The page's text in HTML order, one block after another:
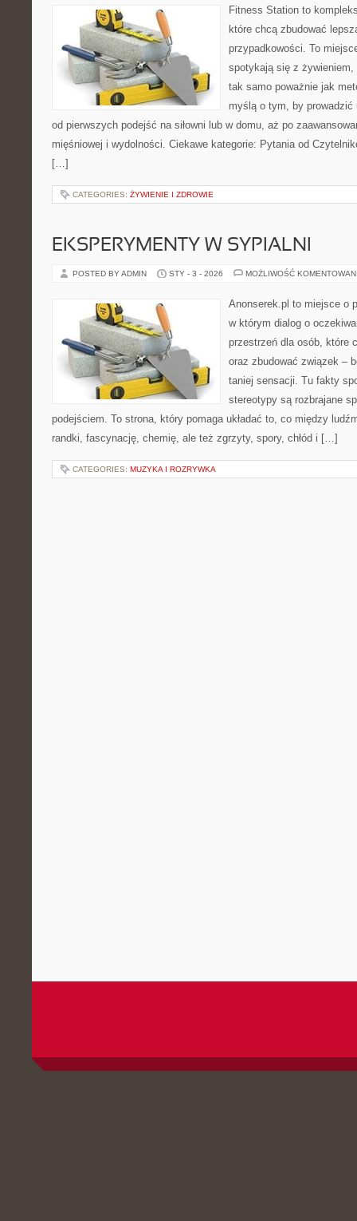
Fitness Station to
które chcą zbudować
przypadkowości. To
spotykają się z
tak samo poważnie jak
myślą o tym, by
od pierwszych podejść na siłowni lub w domu, aż po
mięśniowej i wydolności. Ciekawe kategorie: Pytania od
[…]
CATEGORIES: ŻYWIENIE I ZDROWIE
EKSPERYMENTY W SYPIALNI
POSTED BY ADMIN STY - 3 - 2026 MOŻLIWOŚĆ
Anonserek.pl to miejsce o
w którym dialog o
przestrzeń dla osób, które
oraz zbudować związek –
taniej sensacji. Tu fakty
stereotypy są rozbrajane
podejściem. To strona, który pomaga układać to, co między
randki, fascynację, chemię, ale też zgrzyty, spory, chłód i […]
CATEGORIES: MUZYKA I ROZRYWKA